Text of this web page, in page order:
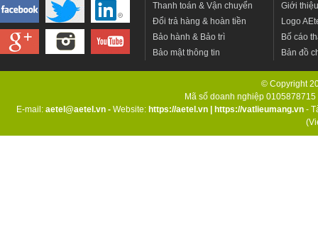
Thanh toán & Vận chuyển
Đổi trả hàng & hoàn tiền
Bảo hành & Bảo trì
Bảo mật thông tin
Giới
Logo
Bố cáo
Bản đồ
© Copyright
Mã số doanh nghiệp
E-mail: aetel@aetel.vn - Website: https://aetel.vn https://vatlieumang.vn -